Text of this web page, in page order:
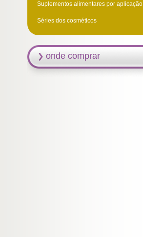
Suplementos alimentares por aplicação
Séries dos cosméticos
onde comprar